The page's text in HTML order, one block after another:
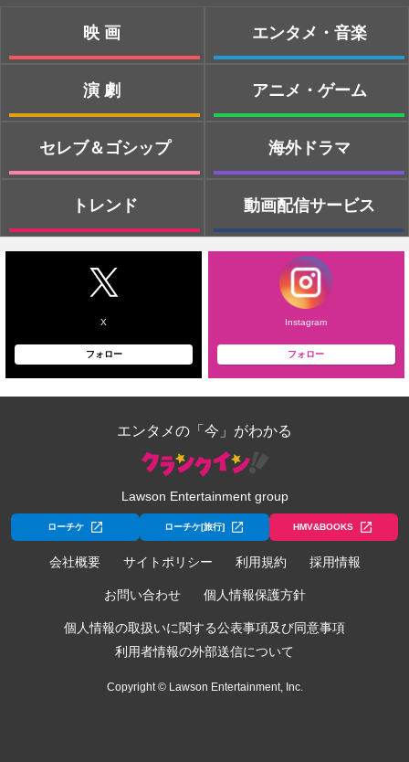
映画
演劇
セレブ＆ゴシップ
トレンド
エンタメ・音楽
アニメ・ゲーム
海外ドラマ
動画配信サービス
X
フォロー
Instagram
フォロー
エンタメの「今」がわかる
Lawson Entertainment group
ローチケ ローチケ[旅行] HMV&BOOKS
会社概要 サイトポリシー 利用規約 採用情報
お問い合わせ 個人情報保護方針
個人情報の取扱いに関する公表事項及び同意事項
利用者情報の外部送信について
Copyright © Lawson Entertainment, Inc.